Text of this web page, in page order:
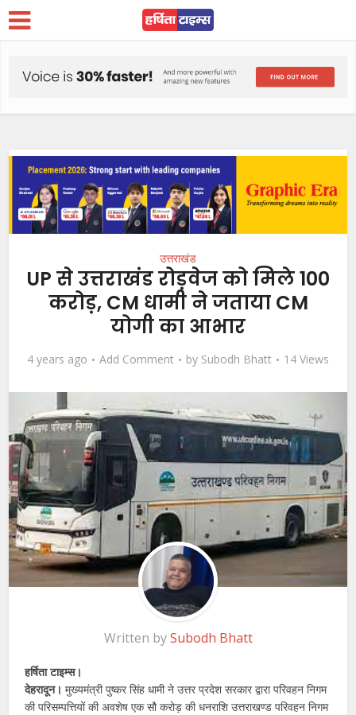
उत्तराखंड
UP से उत्तराखंड रोड़वेज को मिले 100
करोड़, CM धामी ने जताया CM
योगी का आभार
4 years ago Add Comment by Subodh Bhatt 14 Views
Written bySubodh Bhatt
हर्षिता टाइम्स।
देहरादून। मुख्यमंत्री पुष्कर सिंह धामी ने उत्तर प्रदेश सरकार द्वारा परिवहन निगम
की परिसम्पत्तियों की अवशेष एक सौ करोड़ की धनराशि उत्तराखण्ड परिवहन निगम